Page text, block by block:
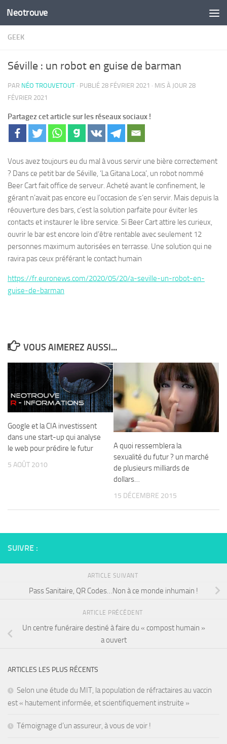
Skip to content
Neotrouve
GEEK
Séville : un robot en guise de barman
PAR NÉO TROUVETOUT · PUBLIÉ 28 FÉVRIER 2021 · MIS À JOUR 28
FÉVRIER 2021
Partagez cet article sur les réseaux sociaux !
Vous avez toujours eu du mal à vous servir une bière correctement
? Dans ce petit bar de Séville, ‘La Gitana Loca’, un robot nommé
Beer Cart fait office de serveur. Acheté avant le confinement, le
gérant n’avait pas encore eu l’occasion de s’en servir. Mais depuis la
réouverture des bars, c’est la solution parfaite pour éviter les
contacts et instaurer le libre service. Si Beer Cart attire les curieux,
ouvrir le bar est encore loin d’être rentable avec seulement 12
personnes maximum autorisées en terrasse. Une solution qui ne
ravira pas ceux préférant le contact humain
https://fr.euronews.com/2020/05/20/a-seville-un-robot-en-
guise-de-barman
VOUS AIMEREZ AUSSI...
Google et la CIA investissent
dans une start-up qui analyse
le web pour prédire le futur
5 AOÛT 2010
A quoi ressemblera la
sexualité du futur ? un marché
de plusieurs milliards de
dollars…
15 DÉCEMBRE 2015
SUIVRE :
ARTICLE SUIVANT
Pass Sanitaire, QR Codes…Non à ce monde inhumain !
ARTICLE PRÉCÉDENT
Un centre funéraire destiné à faire du « compost humain »
a ouvert
ARTICLES LES PLUS RÉCENTS
Selon une étude du MIT, la population de réfractaires au vaccin
est « hautement informée, et scientifiquement instruite »
Témoignage d’un assureur, à vous de voir !